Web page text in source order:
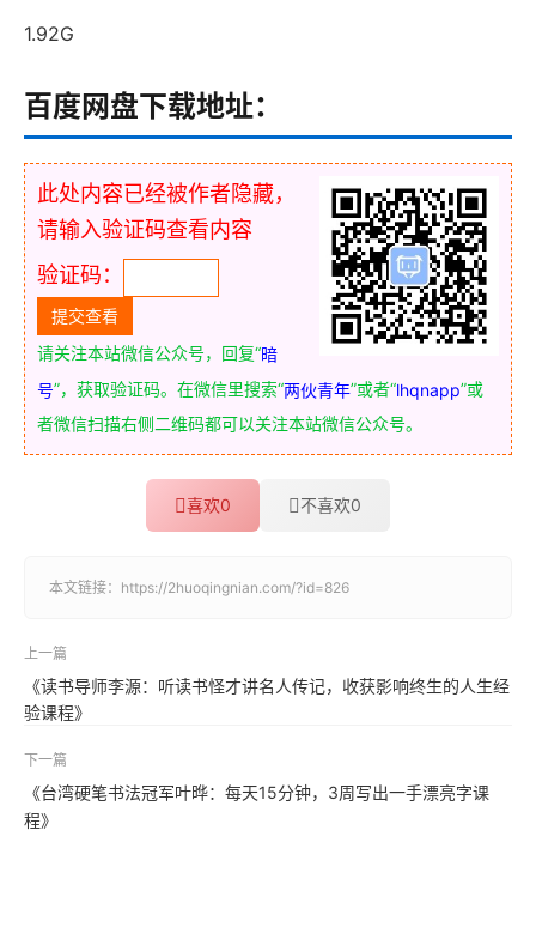
1.92G
百度网盘下载地址：
此处内容已经被作者隐藏，
请输入验证码查看内容
验证码：
请关注本站微信公众号，回复“暗
号”，获取验证码。在微信里搜索“两伙青年”或者“lhqnapp”或
者微信扫描右侧二维码都可以关注本站微信公众号。
喜欢0 不喜欢0
本文链接： https://2huoqingnian.com/?id=826
上一篇
《读书导师李源：听读书怪才讲名人传记，收获影响终生的人生经
验课程》
下一篇
《台湾硬笔书法冠军叶晔：每天15分钟，3周写出一手漂亮字课
程》